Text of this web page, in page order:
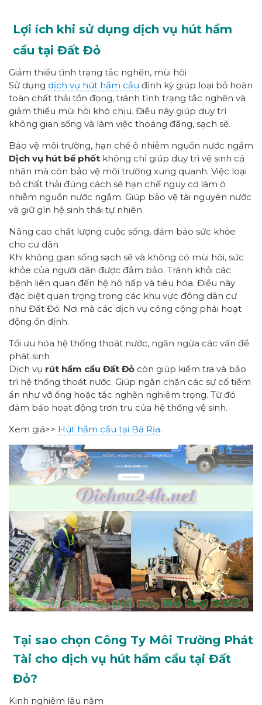
Lợi ích khi sử dụng dịch vụ hút hầm
cầu tại Đất Đỏ
Giảm thiểu tình trạng tắc nghẽn, mùi hôi
Sử dụng dịch vụ hút hầm cầu định kỳ giúp loại bỏ hoàn
toàn chất thải tồn đọng, tránh tình trạng tắc nghẽn và
giảm thiểu mùi hôi khó chịu. Điều này giúp duy trì
không gian sống và làm việc thoáng đãng, sạch sẽ.
Bảo vệ môi trường, hạn chế ô nhiễm nguồn nước ngầm
Dịch vụ hút bể phốt không chỉ giúp duy trì vệ sinh cá
nhân mà còn bảo vệ môi trường xung quanh. Việc loại
bỏ chất thải đúng cách sẽ hạn chế nguy cơ làm ô
nhiễm nguồn nước ngầm. Giúp bảo vệ tài nguyên nước
và giữ gìn hệ sinh thái tự nhiên.
Nâng cao chất lượng cuộc sống, đảm bảo sức khỏe
cho cư dân
Khi không gian sống sạch sẽ và không có mùi hôi, sức
khỏe của người dân được đảm bảo. Tránh khỏi các
bệnh liên quan đến hệ hô hấp và tiêu hóa. Điều này
đặc biệt quan trọng trong các khu vực đông dân cư
như Đất Đỏ. Nơi mà các dịch vụ công cộng phải hoạt
động ổn định.
Tối ưu hóa hệ thống thoát nước, ngăn ngừa các vấn đề
phát sinh
Dịch vụ rút hầm cầu Đất Đỏ còn giúp kiểm tra và bảo
trì hệ thống thoát nước. Giúp ngăn chặn các sự cố tiềm
ẩn như vỡ ống hoặc tắc nghẽn nghiêm trọng. Từ đó
đảm bảo hoạt động trơn tru của hệ thống vệ sinh.
Xem giá>> Hút hầm cầu tại Bà Rịa.
Tại sao chọn Công Ty Môi Trường Phát
Tài cho dịch vụ hút hầm cầu tại Đất
Đỏ?
Kinh nghiệm lâu năm